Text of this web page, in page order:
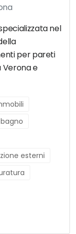
nel
per pareti
Verona e
esterni